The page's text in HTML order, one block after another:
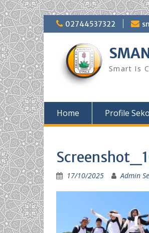
Skip
to
02744537322
Smart Is
Home Profile
17/10/2025 Admin